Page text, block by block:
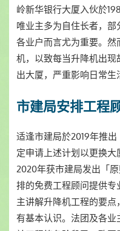
岭新华银行大厦入伙於
唯业主多为自住长者，
各业户而言尤为重要。
机，以致每当升降机出
出大厦，严重影响日常生
市建局安排工程
适逢市建局於2019年推
定申请上述计划以更换
2020年获市建局发出「
排的免费工程顾问提供
主讲解升降机工程的要
有基本认识。法团及各